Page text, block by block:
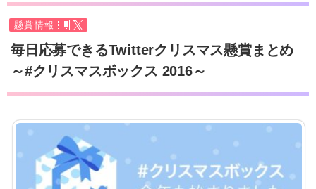
懸賞情報
毎日応募できるTwitterクリスマス懸賞まとめ
～#クリスマスボックス 2016～